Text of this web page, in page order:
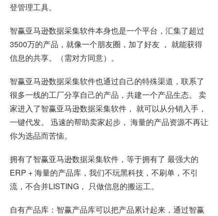
登管理工具。
智赢亚马逊数据采集软件本身也是一个平台，汇集了超过
3500万的产品，就像一个朋友圈，加了好友 ， 就能获得
信息的共享。（需对方同意）。
智赢亚马逊数据采集软件也通过自己的特殊渠道，联系了
很多一线的工厂分享自己的产品，共建一个产品生态。 卖
家进入了智赢亚马逊数据采集软件， 就可以从分销入手，
一键代发。 迅速的帮助卖家起步， 海量的产品资源不再让
你为选品而苦恼。
拥有了智赢亚马逊数据采集软件，等于拥有了 最强大的
ERP + 海量的产品库，我们不玩黑科技，不刷单，不引
流，不合并LISTING， 只做信息的搬运工。
自有产品库：智赢产品库可以把产品累计起来，通过智赢